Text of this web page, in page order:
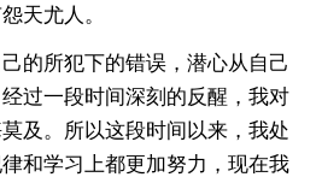
天尤人。
的所犯下的错误，潜心从自己
过一段时间深刻的反醒，我对
及。所以这段时间以来，我处
和学习上都更加努力，现在我